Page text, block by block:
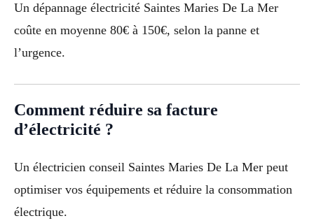
Un dépannage électricité Saintes Maries De La Mer
coûte en moyenne 80€ à 150€, selon la panne et
l’urgence.
Comment réduire sa facture
d’électricité ?
Un électricien conseil Saintes Maries De La Mer peut
optimiser vos équipements et réduire la consommation
électrique.